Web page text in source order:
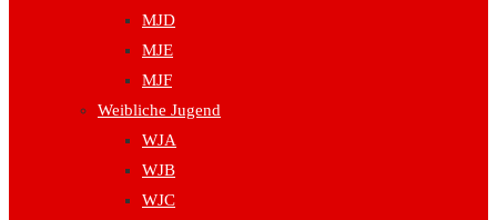
MJD
MJE
MJF
Weibliche Jugend
WJA
WJB
WJC